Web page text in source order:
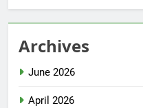
Archives
June 2026
April 2026